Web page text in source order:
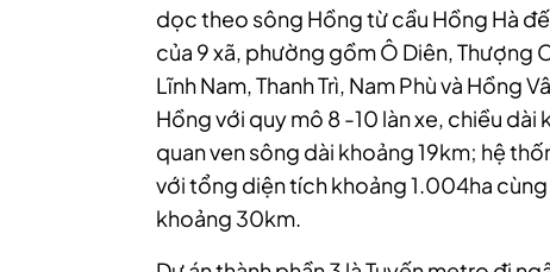
dọc theo sông Hồng từ cầu Hồng Hà
của 9 xã, phường gồm Ô Diên, Thượng
Lĩnh Nam, Thanh Trì, Nam Phù và Hồng
Hồng với quy mô 8 -10 làn xe, chiều
quan ven sông dài khoảng 19km; hệ
với tổng diện tích khoảng 1.004ha
khoảng 30km.